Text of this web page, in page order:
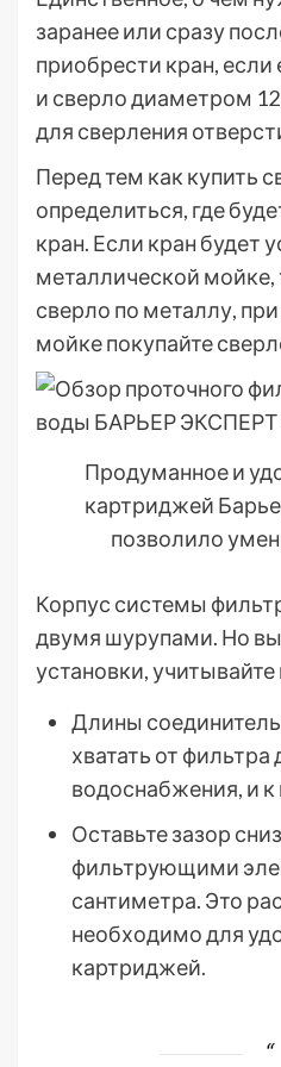
заранее или сразу
приобрести кран, если
и сверло диаметром
для сверления
Перед тем как купить
определиться, где
кран. Если кран будет
металлической мойке,
сверло по металлу,
мойке покупайте
Продуманное и
картриджей
позволило
Корпус системы
двумя шурупами. Но
установки,
Длины
хватать от
водоснабжения, и к
Оставьте зазор
фильтрующими
сантиметра. Это
необходимо для
картриджей.